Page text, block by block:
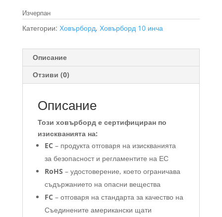
Изчерпан
Категории: Ховърборд, Ховърборд 10 инча
Описание
Отзиви (0)
Описание
Този ховърборд е сертифициран по
изискванията на:
EC – продукта отговаря на изискванията
за безопасност и регламентите на ЕС
RoHS – удостоверение, което ограничава
съдържанието на опасни вещества
FC – отговаря на стандарта за качество на
Съединените американски щати